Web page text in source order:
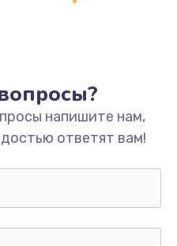
руб.
напишите нам,
ответят вам!